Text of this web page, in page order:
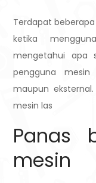
Terdapat
ketika
mengetahui apa
pengguna
maupun
mesin las
Panas
mesin